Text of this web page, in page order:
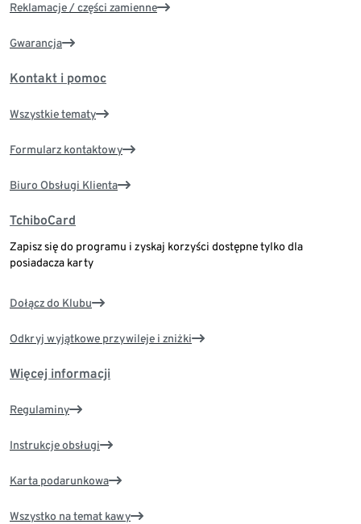
Reklamacje / części zamienne
Gwarancja
Kontakt i pomoc
Wszystkie tematy
Formularz kontaktowy
Biuro Obsługi Klienta
TchiboCard
Zapisz się do programu i zyskaj korzyści dostępne tylko dla
posiadacza karty
Dołącz do Klubu
Odkryj wyjątkowe przywileje i zniżki
Więcej informacji
Regulaminy
Instrukcje obsługi
Karta podarunkowa
Wszystko na temat kawy